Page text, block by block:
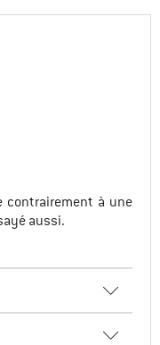
contrairement à une
aussi.